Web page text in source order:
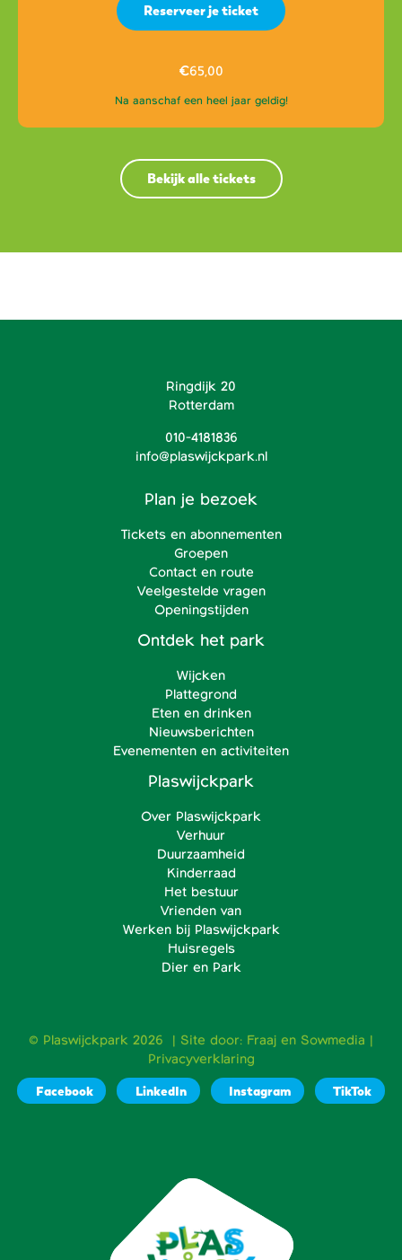
Reserveer je ticket
€65,00
Na aanschaf een heel jaar geldig!
Bekijk alle tickets
Ringdijk 20
Rotterdam
010-4181836
info@plaswijckpark.nl
Plan je bezoek
Tickets en abonnementen
Groepen
Contact en route
Veelgestelde vragen
Openingstijden
Ontdek het park
Wijcken
Plattegrond
Eten en drinken
Nieuwsberichten
Evenementen en activiteiten
Plaswijckpark
Over Plaswijckpark
Verhuur
Duurzaamheid
Kinderraad
Het bestuur
Vrienden van
Werken bij Plaswijckpark
Huisregels
Dier en Park
© Plaswijckpark 2026 | Site door: Fraaj en Sowmedia |
Privacyverklaring
Facebook
LinkedIn Instagram TikTok